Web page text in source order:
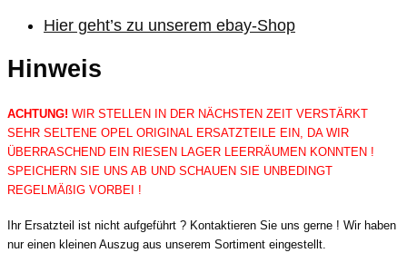
Hier geht’s zu unserem ebay-Shop
Hinweis
ACHTUNG! WIR STELLEN IN DER NÄCHSTEN ZEIT VERSTÄRKT
SEHR SELTENE OPEL ORIGINAL ERSATZTEILE EIN, DA WIR
ÜBERRASCHEND EIN RIESEN LAGER LEERRÄUMEN KONNTEN !
SPEICHERN SIE UNS AB UND SCHAUEN SIE UNBEDINGT
REGELMÄßIG VORBEI !
Ihr Ersatzteil ist nicht aufgeführt ? Kontaktieren Sie uns gerne ! Wir haben
nur einen kleinen Auszug aus unserem Sortiment eingestellt.